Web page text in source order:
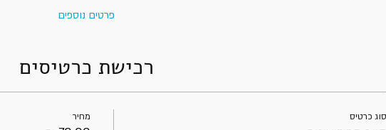
פרטים נוספים
רכישת כרטיסים
סוג כרטיס מחיר